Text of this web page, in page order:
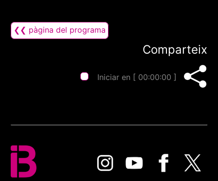
❮❮ pàgina del programa
Comparteix
Iniciar en [ 00:00:00 ]